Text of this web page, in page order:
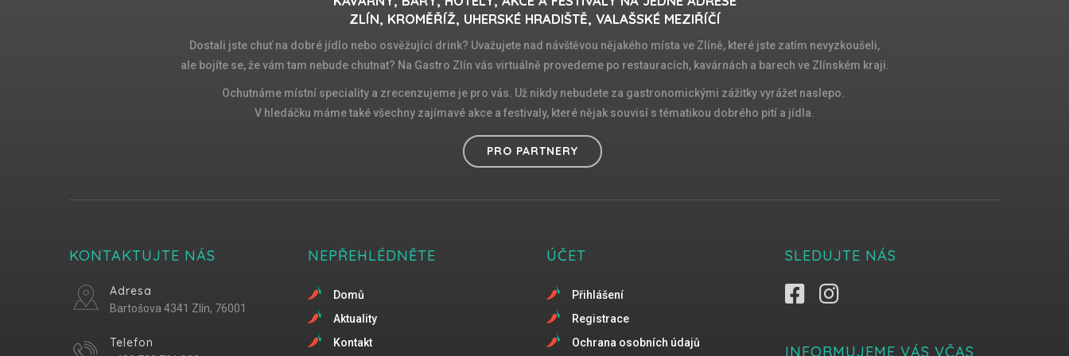
ZLÍN, KROMĚŘÍŽ, UHERSKÉ HRADIŠTĚ, VALAŠSKÉ MEZIŘÍČÍ
Dostali jste chuť na dobré jídlo nebo osvěžující drink? Uvažujete nad návštěvou nějakého místa ve Zlíně, které jste zatím nevyzkoušeli,
ale bojíte se, že vám tam nebude chutnat? Na Gastro Zlín vás virtuálně provedeme po restauracích, kavárnách a barech ve Zlínském kraji.
Ochutnáme místní speciality a zrecenzujeme je pro vás. Už nikdy nebudete za gastronomickými zážitky vyrážet naslepo.
V hledáčku máme také všechny zajímavé akce a festivaly, které nějak souvisí s tématikou dobrého pití a jídla.
PRO PARTNERY
KONTAKTUJTE NÁS
Adresa
Bartošova 4341 Zlín, 76001
Telefon
NEPŘEHLÉDNĚTE
Domů
Aktuality
Kontakt
ÚČET
Přihlášení
Registrace
Ochrana osobních údajů
SLEDUJTE NÁS
INFORMUJEME VÁS VČAS